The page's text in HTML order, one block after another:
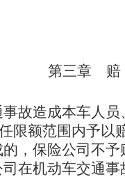
第三章
故造成本车人
限额范围内予以
，保险公司不予
在机动车交通